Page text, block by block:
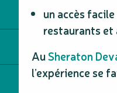
un accès
restaurants et
AuSheraton
l’expérience se